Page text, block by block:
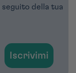
seguito della tua
Iscrivimi